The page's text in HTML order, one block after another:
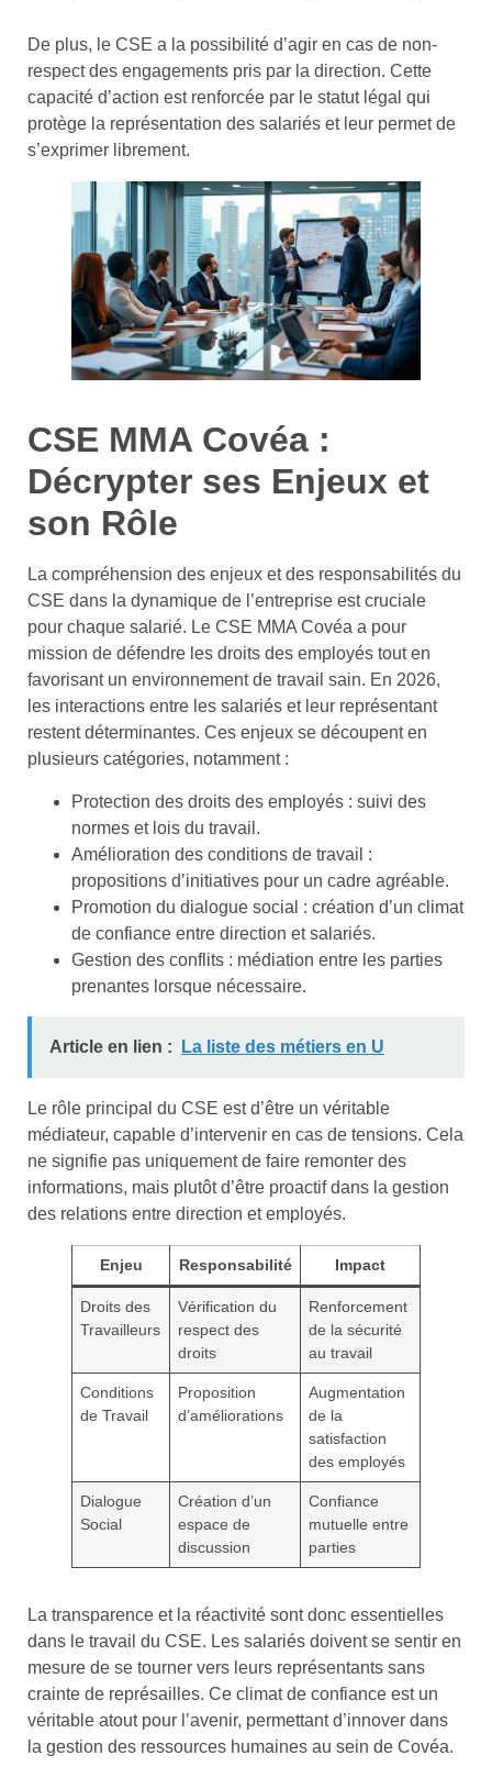
De plus, le CSE a la possibilité d’agir en cas de non-
respect des engagements pris par la direction. Cette
capacité d’action est renforcée par le statut légal qui
protège la représentation des salariés et leur permet de
s’exprimer librement.
CSE MMA Covéa :
Décrypter ses Enjeux et
son Rôle
La compréhension des enjeux et des responsabilités du
CSE dans la dynamique de l’entreprise est cruciale
pour chaque salarié. Le CSE MMA Covéa a pour
mission de défendre les droits des employés tout en
favorisant un environnement de travail sain. En 2026,
les interactions entre les salariés et leur représentant
restent déterminantes. Ces enjeux se découpent en
plusieurs catégories, notamment :
Protection des droits des employés : suivi des
normes et lois du travail.
Amélioration des conditions de travail :
propositions d’initiatives pour un cadre agréable.
Promotion du dialogue social : création d’un climat
de confiance entre direction et salariés.
Gestion des conflits : médiation entre les parties
prenantes lorsque nécessaire.
Article en lien : La liste des métiers en U
Le rôle principal du CSE est d’être un véritable
médiateur, capable d’intervenir en cas de tensions. Cela
ne signifie pas uniquement de faire remonter des
informations, mais plutôt d’être proactif dans la gestion
des relations entre direction et employés.
Enjeu Responsabilité Impact
Droits des
Travailleurs
Vérification du
respect des
droits
Renforcement
de la sécurité
au travail
Conditions
de Travail
Proposition
d’améliorations
Augmentation
de la
satisfaction
des employés
Dialogue
Social
Création d’un
espace de
discussion
Confiance
mutuelle entre
parties
La transparence et la réactivité sont donc essentielles
dans le travail du CSE. Les salariés doivent se sentir en
mesure de se tourner vers leurs représentants sans
crainte de représailles. Ce climat de confiance est un
véritable atout pour l’avenir, permettant d’innover dans
la gestion des ressources humaines au sein de Covéa.